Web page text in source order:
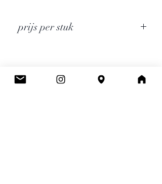
prijs per stuk
Cee.